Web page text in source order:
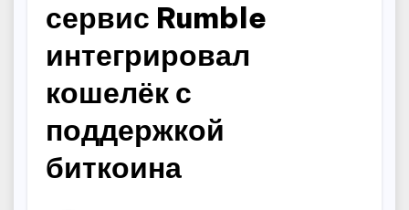
сервис Rumble
интегрировал
кошелёк с
поддержкой
биткоина